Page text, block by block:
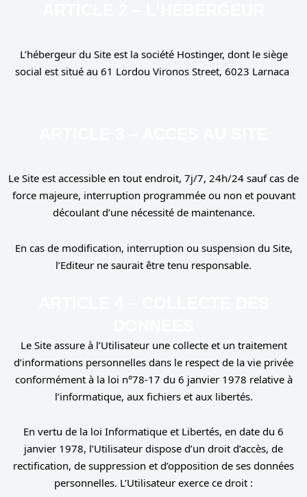
L’hébergeur du Site est la société Hostinger, dont le siège
social est situé au 61 Lordou Vironos Street, 6023 Larnaca
Le Site est accessible en tout endroit, 7j/7, 24h/24 sauf cas de
force majeure, interruption programmée ou non et pouvant
découlant d’une nécessité de maintenance.
En cas de modification, interruption ou suspension du Site,
l’Editeur ne saurait être tenu responsable.
Le Site assure à l’Utilisateur une collecte et un traitement
d’informations personnelles dans le respect de la vie privée
conformément à la loi n°78-17 du 6 janvier 1978 relative à
l’informatique, aux fichiers et aux libertés.
En vertu de la loi Informatique et Libertés, en date du 6
janvier 1978, l’Utilisateur dispose d’un droit d’accès, de
rectification, de suppression et d’opposition de ses données
personnelles. L’Utilisateur exerce ce droit :